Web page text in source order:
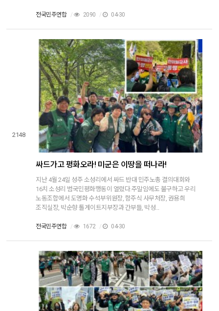
전국민주연합 / 2090 / 04-30
2148
싸드가고 평화오라! 미군은 이땅을 떠나라!
지난 4월 24일 성주 소성리에서 싸드 반대 민주노총 결의대회와
16치 소성리 범국민평화행동이 열렸다.주말임에도 불구하고 우리
노동조합에서 도명화 수석부위원장, 함주식 사무처장, 권용희
조직실장, 박순향 톨게이트지부장과 간부들, 박성...
전국민주연합 / 1672 / 04-30